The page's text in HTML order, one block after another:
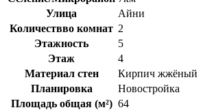
Улица
Айни
Количествво комнат 2
Этажность
5
Этаж
4
Материал стен
Кирпич жжёный
Планировка
Новостройка
Площадь общая (м²) 64